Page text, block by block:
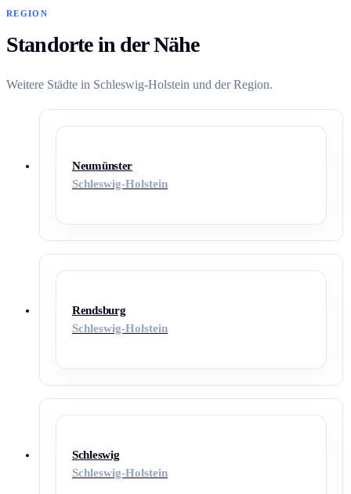
REGION
Standorte in der Nähe
Weitere Städte in Schleswig-Holstein und der Region.
Neumünster
Schleswig-Holstein
Rendsburg
Schleswig-Holstein
Schleswig
Schleswig-Holstein